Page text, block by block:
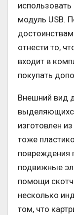
модуль USB.
отнести то,
входит в
покупать
Внешний вид
изготовлен
тоже
повреждения
подвижные
помощи
несколько
том, что